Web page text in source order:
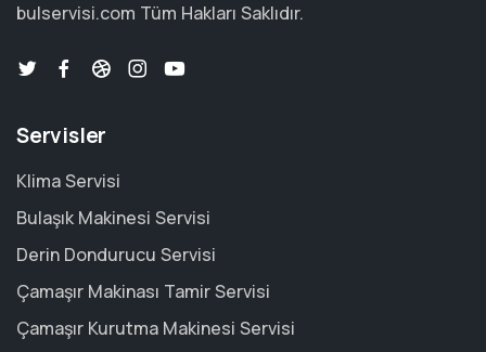
bulservisi.com Tüm Hakları Saklıdır.
Servisler
Klima Servisi
Bulaşık Makinesi Servisi
Derin Dondurucu Servisi
Çamaşır Makinası Tamir Servisi
Çamaşır Kurutma Makinesi Servisi